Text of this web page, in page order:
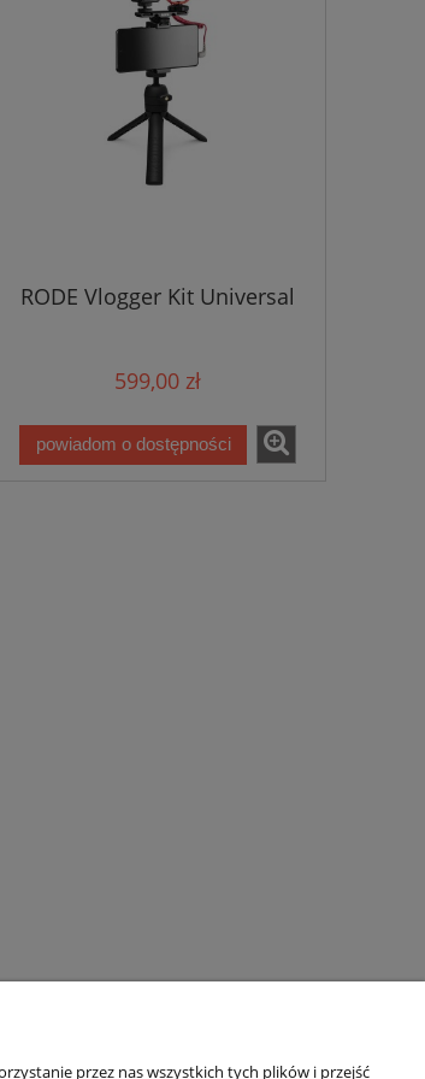
RODE Vlogger Kit Universal
599,00 zł
powiadom o dostępności
przez nas wszystkich tych plików i przejść